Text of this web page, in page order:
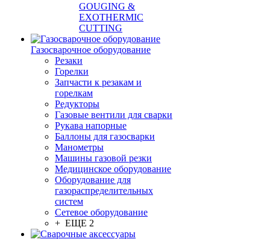
GOUGING &
EXOTHERMIC
CUTTING
Газосварочное оборудование
Резаки
Горелки
Запчасти к резакам и
горелкам
Редукторы
Газовые вентили для сварки
Рукава напорные
Баллоны для газосварки
Манометры
Машины газовой резки
Медицинское оборудование
Оборудование для
газораспределительных
систем
Сетевое оборудование
+ ЕЩЕ 2